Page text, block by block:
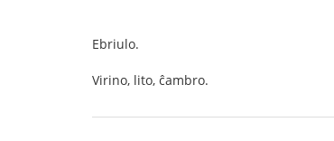
Ebriulo.
Virino, lito, ĉambro.